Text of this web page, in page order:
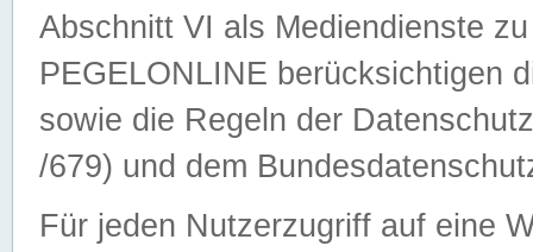
Abschnitt VI als Mediendienste
PEGELONLINE berücksichtigen
sowie die Regeln der
/679) und dem
Für jeden Nutzerzugriff auf eine